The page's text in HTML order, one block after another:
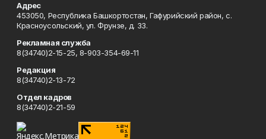
Адрес
453050, Республика Башкортостан, Гафурийский район, с.
Красноусольский, ул. Фрунзе, д. 33.
Рекламная служба
8(34740)2-15-25, 8-903-354-69-11
Редакция
8(34740)2-13-72
Отдел кадров
8(34740)2-21-59